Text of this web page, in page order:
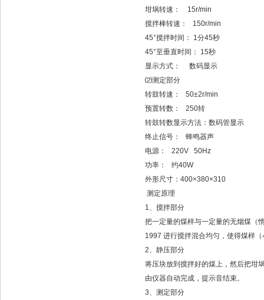
坩埚转速： 15r/min
搅拌棒转速： 150r/min
45°搅拌时间： 1分45秒
45°至垂直时间： 15秒
显示方式： 数码显示
⑵测定部分
转鼓转速： 50±2r/min
预置转数： 250转
转鼓转数显示方法：数码管显示
终止信号： 蜂鸣器声
电源： 220V 50Hz
功率： 约40W
外形尺寸：400×380×310
测定原理
1、搅拌部分
把一定量的煤样与一定量的无烟煤（
1997 进行搅拌混合均匀，使得煤样
2、静压部分
将压块放到搅拌好的煤上，然后把坩
由仪器自动完成，提示音结束。
3、测定部分